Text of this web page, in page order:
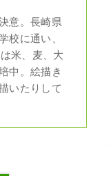
意。長崎県
校に通い、
米、麦、大
中。絵描き
いたりして